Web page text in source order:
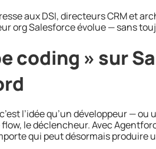
aux DSI, directeurs CRM et
org Salesforce évolue — sans
coding » sur
l’idée qu’un développeur —
flow, le déclencheur. Avec
qui peut désormais